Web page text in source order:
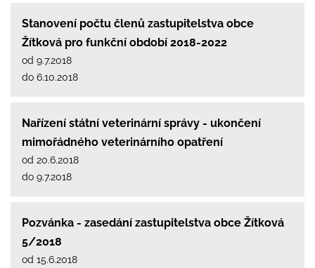
Stanovení počtu členů zastupitelstva obce
Žítková pro funkční období 2018-2022
od 9.7.2018
do 6.10.2018
Nařízení státní veterinární správy - ukončení
mimořádného veterinárního opatření
od 20.6.2018
do 9.7.2018
Pozvánka - zasedání zastupitelstva obce Žítková
5/2018
od 15.6.2018